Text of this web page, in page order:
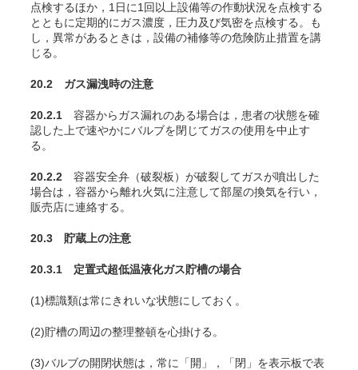
点検するほか，1日に1回以上設備等の作動状況を点検する
とともに定期的にガス濃度，圧力及び気密を点検する。も
し，異常があるときは，設備の補修等の危険防止措置を講
じる。
20.2 ガス漏洩時の注意
20.2.1 容器からガス漏れのある場合は，患者の状態を確
認した上で速やかにバルブを閉じてガスの使用を中止す
る。
20.2.2 容器安全弁（破裂板）が破裂してガスが噴出した
場合は，容器から離れ火気に注意して部屋の換気を行い，
販売店に連絡する。
20.3 貯蔵上の注意
20.3.1 定置式超低温液化ガス貯槽の場合
(1)標識類は常にきれいな状態にしておく。
(2)貯槽の周辺の整理整頓を心掛ける。
(3)バルブの開閉状態は，常に「開」，「閉」を表示板で表